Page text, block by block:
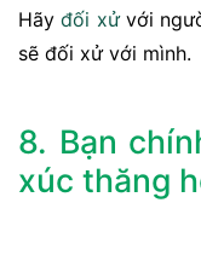
Hãyđối xửvới
sẽ đối xử với mình.
8. Bạn
xúc thăng